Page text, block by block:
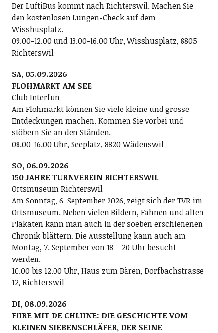
Der LuftiBus kommt nach Richterswil. Machen Sie
den kostenlosen Lungen-Check auf dem
Wisshusplatz.
09.00-12.00 und 13.00-16.00 Uhr, Wisshusplatz, 8805
Richterswil
SA, 05.09.2026
FLOHMARKT AM SEE
Club Interfun
Am Flohmarkt können Sie viele kleine und grosse
Entdeckungen machen. Kommen Sie vorbei und
stöbern Sie an den Ständen.
08.00-16.00 Uhr, Seeplatz, 8820 Wädenswil
SO, 06.09.2026
150 JAHRE TURNVEREIN RICHTERSWIL
Ortsmuseum Richterswil
Am Sonntag, 6. September 2026, zeigt sich der TVR im
Ortsmuseum. Neben vielen Bildern, Fahnen und alten
Plakaten kann man auch in der soeben erschienenen
Chronik blättern. Die Ausstellung kann auch am
Montag, 7. September von 18 – 20 Uhr besucht
werden.
10.00 bis 12.00 Uhr, Haus zum Bären, Dorfbachstrasse
12, Richterswil
DI, 08.09.2026
FIIRE MIT DE CHLIINE: DIE GESCHICHTE VOM
KLEINEN SIEBENSCHLÄFER, DER SEINE